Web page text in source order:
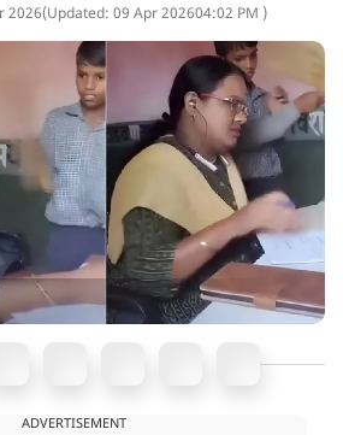
2026(Updated: 09 Apr 202604:02 PM )
ADVERTISEMENT